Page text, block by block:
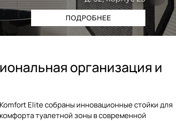
организация и
Elite собраны инновационныестойки для
туалетной зоны в современной